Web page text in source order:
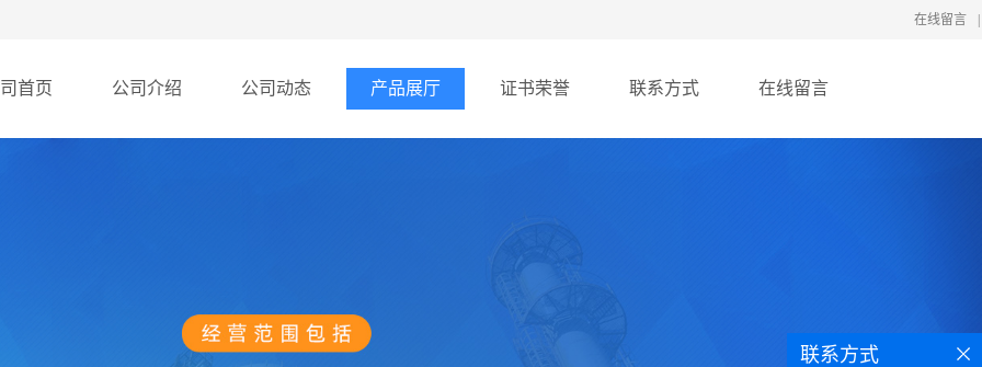
在线留言
首页 公司介绍 公司动态 产品展厅 证书荣誉 联系方式 在线留言
联系方式